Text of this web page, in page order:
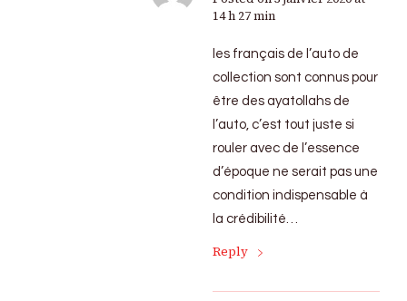
14 h 27 min
les français de l’auto de
collection sont connus pour
être des ayatollahs de
l’auto, c’est tout juste si
rouler avec de l’essence
d’époque ne serait pas une
condition indispensable à
la crédibilité…
Reply